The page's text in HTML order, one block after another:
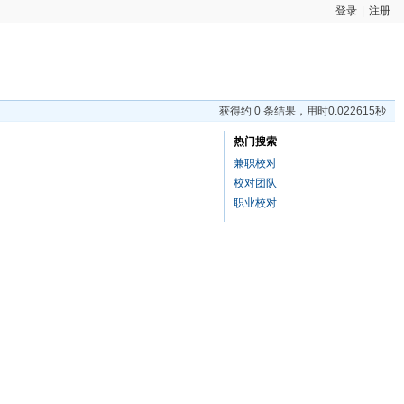
登录 注册
获得约 0 条结果，用时0.022615秒
热门搜索
兼职校对
校对团队
职业校对